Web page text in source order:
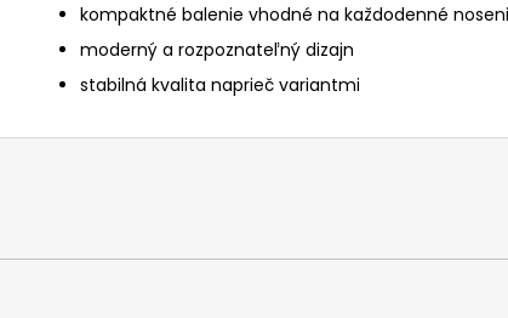
kompaktné balenie vhodné na každodenné
moderný a rozpoznateľný dizajn
stabilná kvalita naprieč variantmi